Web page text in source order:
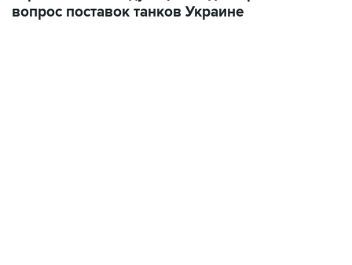
вопрос поставок танков Украине